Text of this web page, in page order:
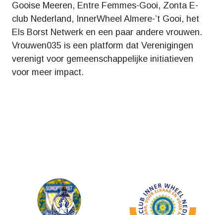
Gooise Meeren, Entre Femmes-Gooi, Zonta E-
club Nederland, InnerWheel Almere-’t Gooi, het
Els Borst Netwerk en een paar andere vrouwen.
Vrouwen035 is een platform dat Verenigingen
verenigt voor gemeenschappelijke initiatieven
voor meer impact.